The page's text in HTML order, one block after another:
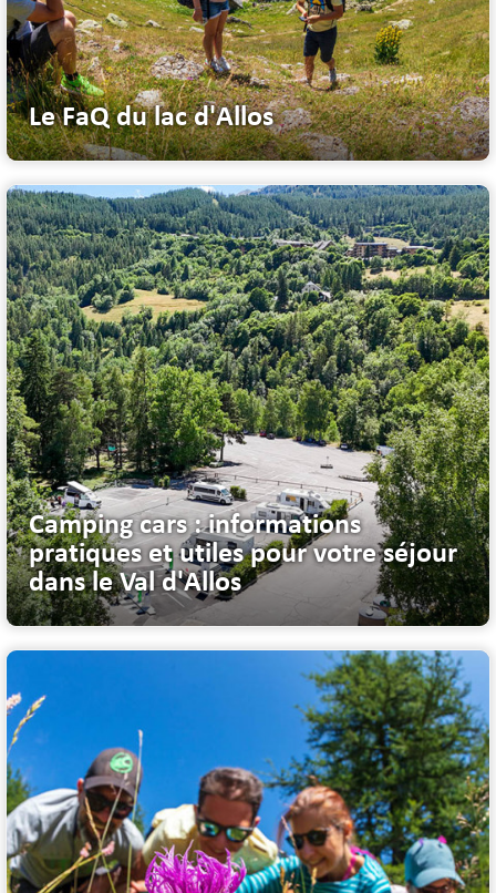
Le FaQ du lac d'Allos
Bienvenue sur la page de foire aux questions du Lac d'Allos. Avant de ...
Camping cars : informations
pratiques et utiles pour votre séjour
dans le Val d'Allos
Bienvenue dans le Val d’Allos Nous vous proposons de répondre, ...